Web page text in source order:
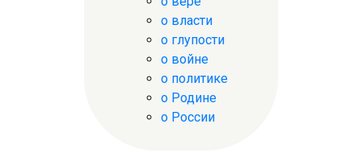
о власти
о глупости
о войне
о политике
о Родине
о России